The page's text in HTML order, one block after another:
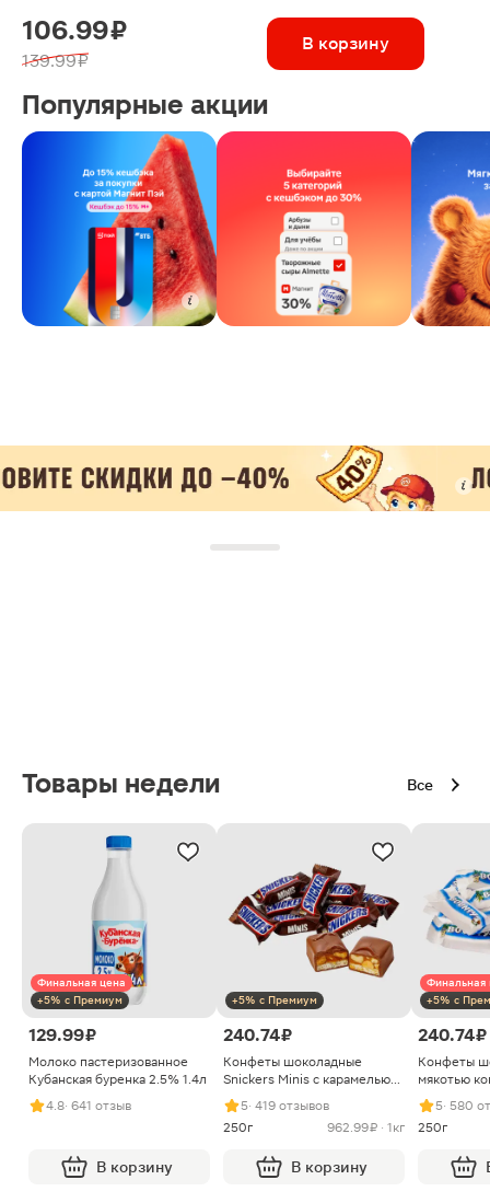
106.99 ₽
139.99 ₽
В корзину
Популярные акции
Товары недели Все
Финальная цена
+5% с Премиум
129.99 ₽
Молоко пастеризованное
Кубанская буренка 2.5% 1.4л
4.8· 641 отзыв
В корзину
+5% с Премиум
240.74 ₽
Конфеты шоколадные
Snickers Minis с карамелью
арахисом и нугой
5· 419 отзывов
250г
962.99 ₽ · 1кг
В корзину
Финальная
+5% с
240.74 ₽
Конфеты
мякотью
5· 580
250г